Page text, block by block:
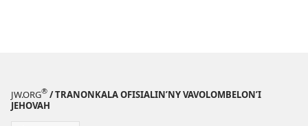
JW.ORG® / TRANONKALA OFISIALIN’NY VAVOLOMBELON’I
JEHOVAH